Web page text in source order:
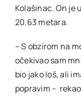
Kolašinac. On je
20.63 metara.
– S obzirom na
očekivao sam
bio jako loš, ali
popravim –